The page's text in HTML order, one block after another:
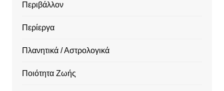
Περιβάλλον
Περίεργα
Πλανητικά / Αστρολογικά
Ποιότητα Ζωής